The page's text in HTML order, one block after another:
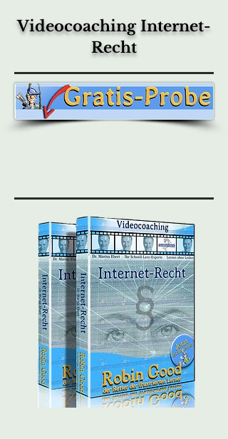
Videocoaching Internet-
Recht